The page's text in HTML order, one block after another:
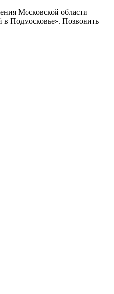
Московской области
в Подмосковье». Позвонить